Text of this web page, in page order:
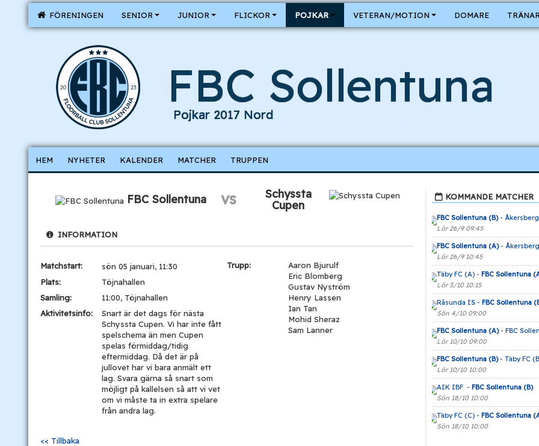
FÖRENINGEN SENIOR JUNIOR FLICKOR POJKAR VETERAN/MOTION DOMARE
FBC Sollentuna
Pojkar 2017 Nord
HEM NYHETER KALENDER MATCHER TRUPPEN
FBC Sollentuna vs
Schyssta
Cupen
INFORMATION
Matchstart:
sön 05 januari, 11:30
Plats:
Töjnahallen
Samling:
11:00, Töjnahallen
Aktivitetsinfo:
Snart är det dags för nästa
Schyssta Cupen. Vi har inte fått
spelschema än men Cupen
spelas förmiddag/tidig
eftermiddag. Då det är på
jullovet har vi bara anmält ett
lag. Svara gärna så snart som
möjligt på kallelsen så att vi vet
om vi måste ta in extra spelare
från andra lag.
Trupp:
Aaron Bjurulf
Eric Blomberg
Gustav Nyström
Henry Lassen
Ian Tan
Mohid Sheraz
Sam Lanner
<< Tillbaka
KOMMANDE MATCHER
FBC Sollentuna (B)-
Lör 26/9 09:45
FBC Sollentuna (A)-
Lör 26/9 10:45
Täby FC (A) - FBC Sollentuna
Lör 3/10 10:15
Råsunda IS - FBC Sollentuna
Sön 4/10 09:00
FBC Sollentuna (A)- FBC
Lör 10/10 09:00
FBC Sollentuna (B)- Täby FC
Lör 10/10 10:00
AIK IBF - FBC Sollentuna (B)
Sön 18/10 10:00
Täby FC (C) - FBC Sollentuna
Sön 18/10 10:00